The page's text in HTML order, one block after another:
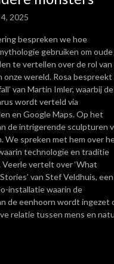
2025
bespreken we hoe
gebruiken om
te vertellen over de rol van
onze wereld. Rosa bespreekt
van Martin Imler, waarbij de
wordt verteld via
en Google Maps. Op het
de intrigerende sculpturen
We spreken met hem over
technologie en traditie
Veerle vertelt over ‘What
van Stef Veldhuis, een
installatie waarin de
de eenhoorn wordt ingezet
relatie tussen mens en